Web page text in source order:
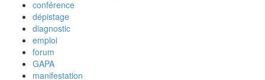
conférence
dépistage
diagnostic
emploi
forum
GAPA
manifestation